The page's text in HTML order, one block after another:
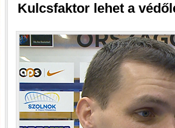
Kulcsfaktor lehet a